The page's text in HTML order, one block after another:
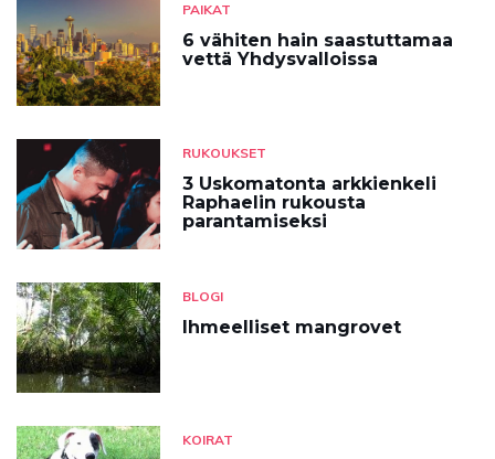
PAIKAT
6 vähiten hain saastuttamaa
vettä Yhdysvalloissa
RUKOUKSET
3 Uskomatonta arkkienkeli
Raphaelin rukousta
parantamiseksi
BLOGI
Ihmeelliset mangrovet
KOIRAT